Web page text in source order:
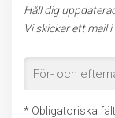
Håll dig
Vi skickar ett mail i
* Obligatoriska fält